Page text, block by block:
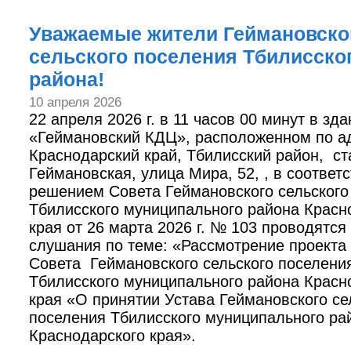
Уважаемые жители
сельского поселения
района!
10 апреля 2026
22 апреля 2026 г. в 11 часов 00 минут в
«Геймановский КДЦ», расположенном по
Краснодарский край, Тбилисский район,
Геймановская, улица Мира, 52, , в
решением Совета Геймановского
Тбилисского муниципального района
края от 26 марта 2026 г. № 103
слушания по теме: «Рассмотрение
Совета Геймановского сельского
Тбилисского муниципального района
края «О принятии Устава Геймановского
поселения Тбилисского муниципального
Краснодарского края».